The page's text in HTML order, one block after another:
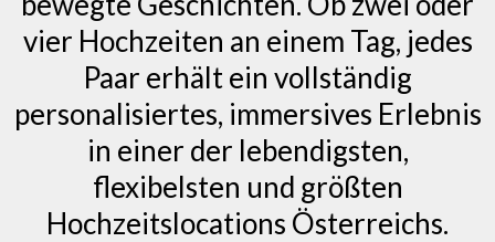
vier Hochzeiten an einem Tag, jedes
Paar erhält ein vollständig
personalisiertes, immersives Erlebnis
in einer der lebendigsten,
flexibelsten und größten
Hochzeitslocations Österreichs.